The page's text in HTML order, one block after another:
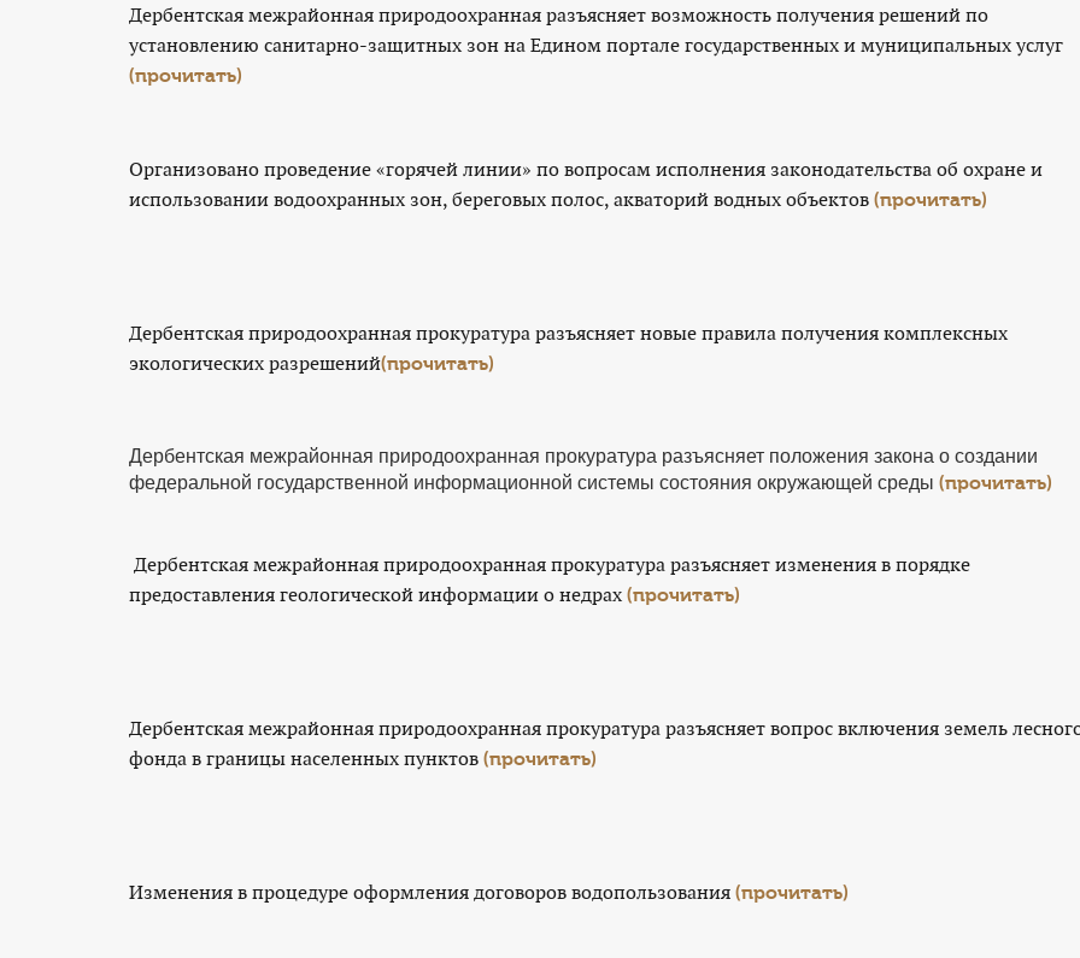
Дербентская межрайонная природоохранная разъясняет возможность получения решений по
установлению санитарно-защитных зон на Едином портале государственных и муниципальных услуг
(прочитать)
Организовано проведение «горячей линии» по вопросам исполнения законодательства об охране и
использовании водоохранных зон, береговых полос, акваторий водных объектов (прочитать)
Дербентская природоохранная прокуратура разъясняет новые правила получения комплексных
экологических разрешений(прочитать)
Дербентская межрайонная природоохранная прокуратура разъясняет положения закона о создании
федеральной государственной информационной системы состояния окружающей среды (прочитать)
Дербентская межрайонная природоохранная прокуратура разъясняет изменения в порядке
предоставления геологической информации о недрах (прочитать)
Дербентская межрайонная природоохранная прокуратура разъясняет вопрос включения земель
фонда в границы населенных пунктов (прочитать)
Изменения в процедуре оформления договоров водопользования (прочитать)